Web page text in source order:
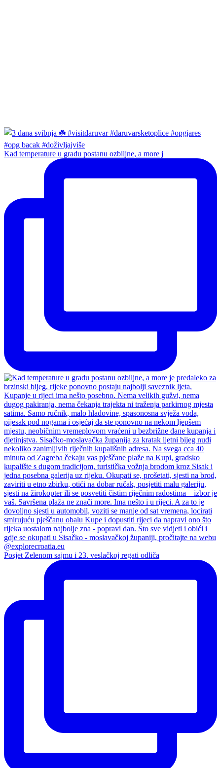
Kad temperature u gradu postanu ozbiljne, a more j
Posjet Zelenom sajmu i 23. veslačkoj regati odliča